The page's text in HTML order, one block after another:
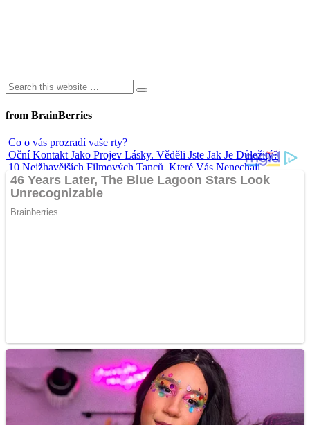
from BrainBerries
Co o vás prozradí vaše rty?
Oční Kontakt Jako Projev Lásky. Věděli Jste Jak Je Důležitý?
10 Nejžhavějších Filmových Tanců, Které Vás Nenechají
Chladnými
Nejvtipnější svatební tance
nápojům